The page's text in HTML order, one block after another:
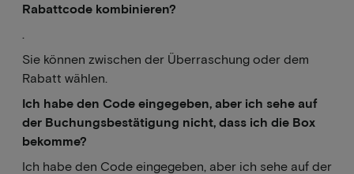
Rabattcode kombinieren?
Sie können zwischen der Überraschung oder dem
Rabatt wählen.
Ich habe den Code eingegeben, aber ich sehe auf
der Buchungsbestätigung nicht, dass ich die Box
bekomme?
Ich habe den Code eingegeben, aber ich sehe auf der